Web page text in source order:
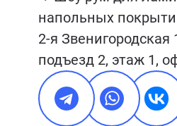
напольных
2-я Звенигородская
подъезд 2, этаж 1,